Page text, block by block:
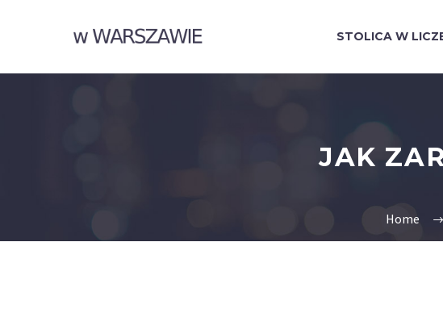
STOLICA W
JAK
Home